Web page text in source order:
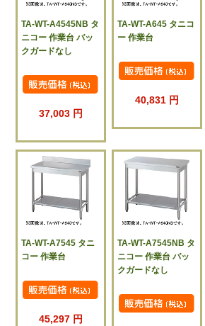
TA-WT-A4545NB タ
ニコー 作業台 バッ
クガードなし
37,003 円
TA-WT-A645 タニコ
ー 作業台
40,831 円
TA-WT-A7545 タニ
コー 作業台
45,297 円
TA-WT-A7545NB タ
ニコー 作業台 バッ
クガードなし